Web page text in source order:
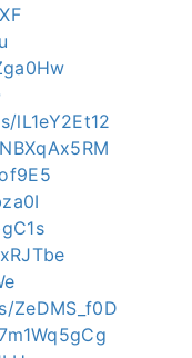
lL1eY2Et12
ZeDMS_f0D